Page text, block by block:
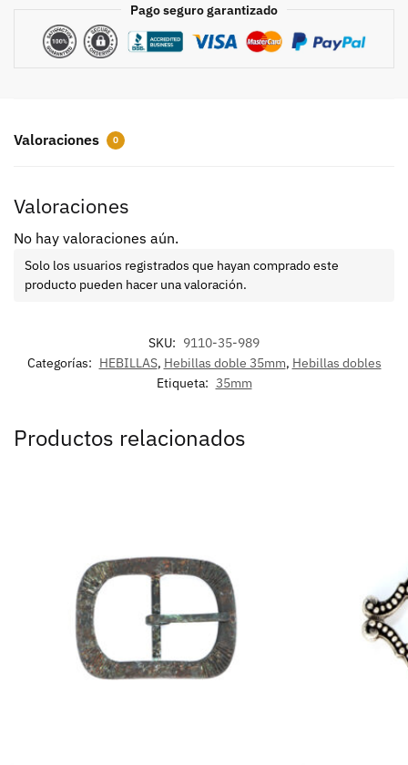
Pago seguro garantizado
Valoraciones 0
Valoraciones
No hay valoraciones aún.
Solo los usuarios registrados que hayan comprado este
producto pueden hacer una valoración.
SKU: 9110-35-989
Categorías: HEBILLAS, Hebillas doble 35mm, Hebillas dobles
Etiqueta: 35mm
Productos relacionados